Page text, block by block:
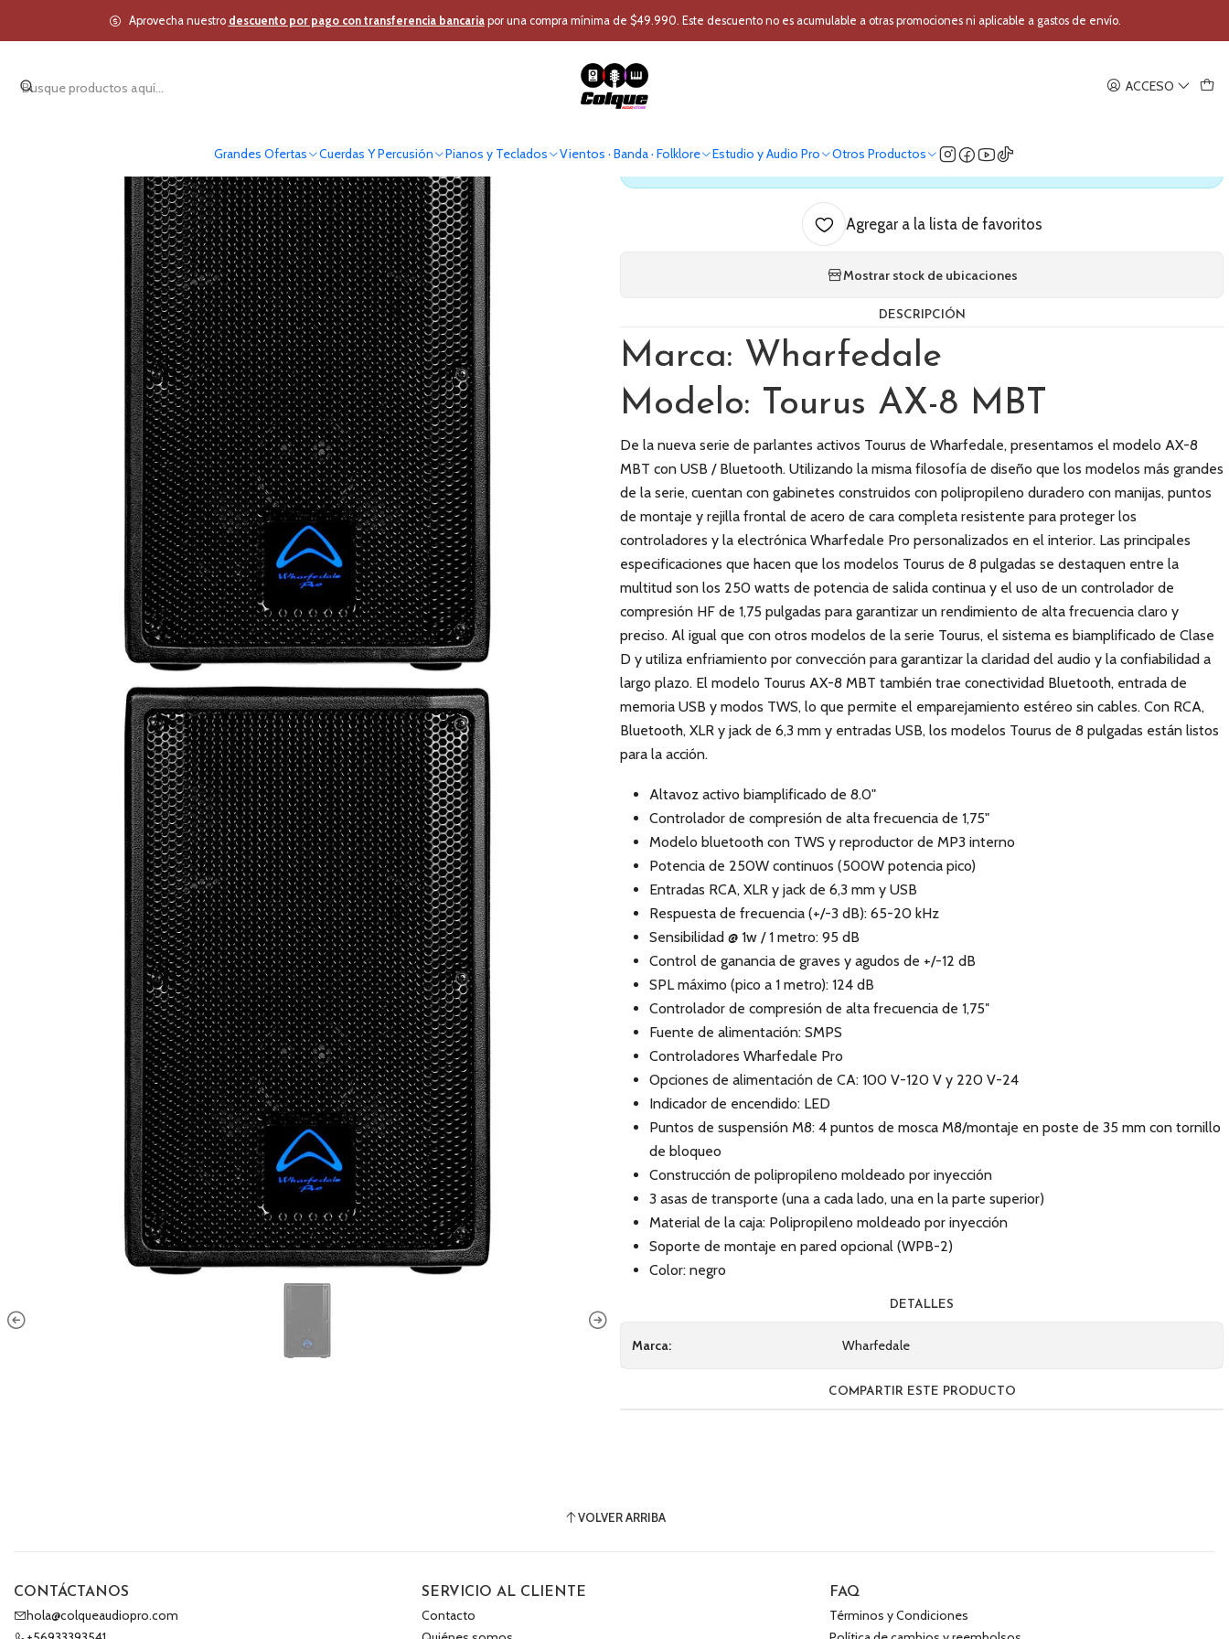
ACCESO
Grandes Ofertas Cuerdas Y Percusión Pianos y Teclados Vientos · Banda · Folklore Estudio y Audio Pro Otros Productos
Aprovecha nuestro descuento por pago con transferencia bancariapor una compra mínima de $49.990. Este descuento no es acumulable a otras promociones ni aplicable a gastos de envío.
Inicio Estudio y Audio Pro Audio Profesional Caja Acústica Caja Activa Caja Activa Wharfedale Tourus AX-8 MBT
Caja Activa Wharfedale Tourus AX-8 MBT
Antes de comprar verifica nuestro stock
Agregar a la lista de favoritos
Mostrar stock de ubicaciones
DESCRIPCIÓN
Marca: Wharfedale
Modelo: Tourus AX-8 MBT
De la nueva serie de parlantes activos Tourus de Wharfedale, presentamos el modelo AX-8
MBT con USB / Bluetooth. Utilizando la misma filosofía de diseño que los modelos más grandes
de la serie, cuentan con gabinetes construidos con polipropileno duradero con manijas, puntos
de montaje y rejilla frontal de acero de cara completa resistente para proteger los
controladores y la electrónica Wharfedale Pro personalizados en el interior. Las principales
especificaciones que hacen que los modelos Tourus de 8 pulgadas se destaquen entre la
multitud son los 250 watts de potencia de salida continua y el uso de un controlador de
compresión HF de 1,75 pulgadas para garantizar un rendimiento de alta frecuencia claro y
preciso. Al igual que con otros modelos de la serie Tourus, el sistema es biamplificado de Clase
D y utiliza enfriamiento por convección para garantizar la claridad del audio y la confiabilidad a
largo plazo. El modelo Tourus AX-8 MBT también trae conectividad Bluetooth, entrada de
memoria USB y modos TWS, lo que permite el emparejamiento estéreo sin cables. Con RCA,
Bluetooth, XLR y jack de 6,3 mm y entradas USB, los modelos Tourus de 8 pulgadas están listos
para la acción.
Altavoz activo biamplificado de 8.0"
Controlador de compresión de alta frecuencia de 1,75"
Modelo bluetooth con TWS y reproductor de MP3 interno
Potencia de 250W continuos (500W potencia pico)
Entradas RCA, XLR y jack de 6,3 mm y USB
Respuesta de frecuencia (+/-3 dB): 65-20 kHz
Sensibilidad @ 1w / 1 metro: 95 dB
Control de ganancia de graves y agudos de +/-12 dB
SPL máximo (pico a 1 metro): 124 dB
Controlador de compresión de alta frecuencia de 1,75″
Fuente de alimentación: SMPS
Controladores Wharfedale Pro
Opciones de alimentación de CA: 100 V-120 V y 220 V-24
Indicador de encendido: LED
Puntos de suspensión M8: 4 puntos de mosca M8/montaje en poste de 35 mm con tornillo
de bloqueo
Construcción de polipropileno moldeado por inyección
3 asas de transporte (una a cada lado, una en la parte superior)
Material de la caja: Polipropileno moldeado por inyección
Soporte de montaje en pared opcional (WPB-2)
Color: negro
DETALLES
Marca: Wharfedale
COMPARTIR ESTE PRODUCTO
VOLVER ARRIBA
CONTÁCTANOS
hola@colqueaudiopro.com
SERVICIO AL CLIENTE
Contacto
FAQ
Términos y Condiciones